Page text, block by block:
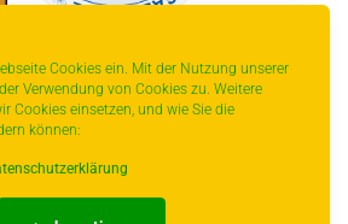
Cookies ein. Mit der Nutzung unserer
Verwendung von Cookies zu. Weitere
Cookies einsetzen, und wie Sie die
können:
Deutschlands, Lieferzeiten für andere Länder
mit den Versandinformationen.